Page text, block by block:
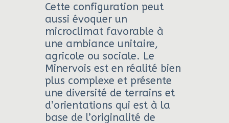
Cette configuration peut
aussi évoquer un
microclimat favorable à
une ambiance unitaire,
agricole ou sociale. Le
Minervois est en réalité bien
plus complexe et présente
une diversité de terrains et
d’orientations qui est à la
base de l’originalité de